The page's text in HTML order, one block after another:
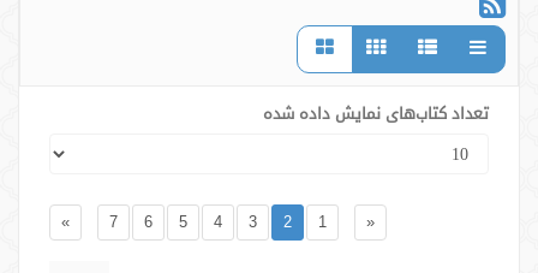
تعداد کتاب‌های نمایش داده شده
«
1
2
3
4
5
6
7
»